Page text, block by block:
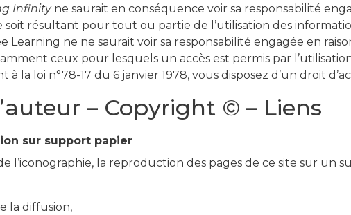
Infinityne saurait en conséquence voir sa responsabilité
résultant pour tout ou partie de l’utilisation des
Learning ne ne saurait voir sa responsabilité engagée en
ceux pour lesquels un accès est permis par
à la loi n°78-17 du 6 janvier 1978, vous disposez d’un droit
– Copyright © – Liens
sur support papier
l’iconographie, la reproduction des pages de ce site sur
la diffusion,